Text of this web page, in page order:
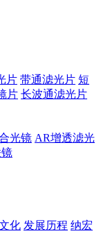
片 带通滤光片 短
片 长波通滤光片
光镜 AR增透滤光
化 发展历程 纳宏